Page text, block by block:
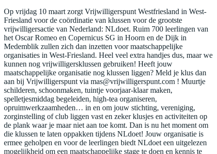
Op vrijdag 10 maart zorgt Vrijwilligerspunt Westfriesland in West-
Friesland voor de coördinatie van klussen voor de grootste
vrijwilligersactie van Nederland: NLdoet. Ruim 700 leerlingen van
het Oscar Romeo en Copernicus SG in Hoorn en de Dijk in
Medemblik zullen zich dan inzetten voor maatschappelijke
organisaties in West-Friesland. Heel veel extra handjes dus, maar we
kunnen nog vrijwilligersklussen gebruiken! Heeft jouw
maatschappelijke organisatie nog klussen liggen? Meld je klus dan
aan bij Vrijwilligerspunt via mas@vrijwilligerspunt.com ! Muurtje
schilderen, schoonmaken, tuintje voorjaar-klaar maken,
spelletjesmiddag begeleiden, high-tea organiseren,
opruimwerkzaamheden… in en om jouw stichting, vereniging,
zorginstelling of club liggen vast en zeker klusjes en activiteiten op
de plank waar je maar niet aan toe komt. Dan is nu het moment om
die klussen te laten oppakken tijdens NLdoet! Jouw organisatie is
ermee geholpen en voor de leerlingen biedt NLdoet een uitgelezen
mogelijkheid om een maatschappelijke stage te doen en kennis te